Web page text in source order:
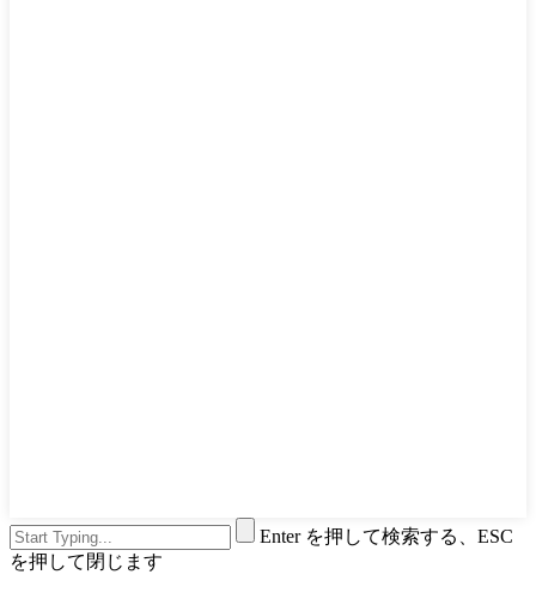
Enter を押して検索する、ESC
を押して閉じます